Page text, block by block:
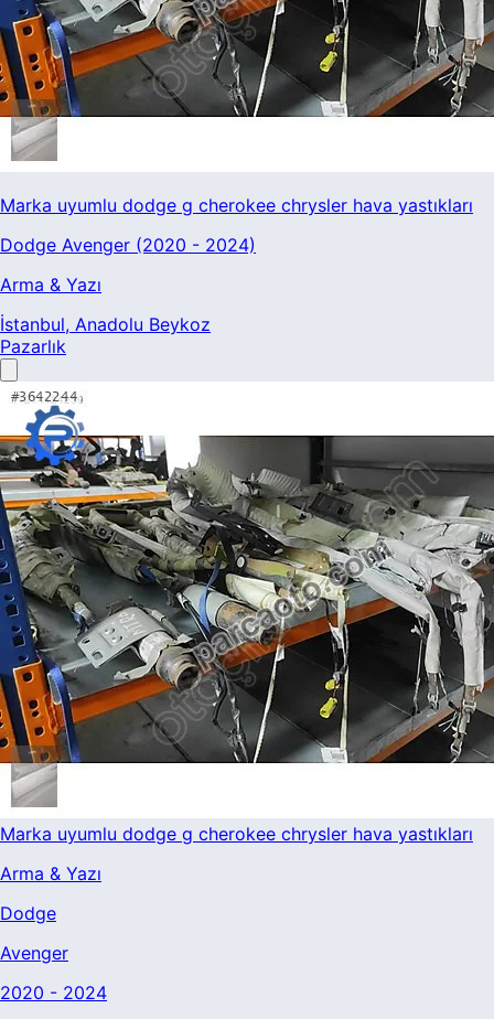
Marka uyumlu dodge g cherokee chrysler hava yastıkları
Dodge Avenger (2020 - 2024)
Arma & Yazı
İstanbul, Anadolu Beykoz
Pazarlık
Marka uyumlu dodge g cherokee chrysler hava yastıkları
Arma & Yazı
Dodge
Avenger
2020 - 2024